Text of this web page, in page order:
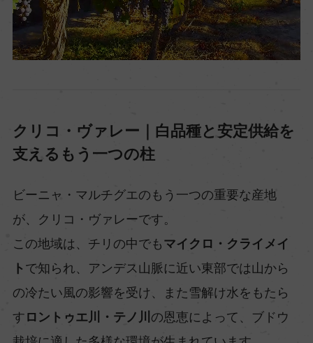
クリコ・ヴァレー｜白品種と安定供給を
支えるもう一つの柱
ビーニャ・マルチグエのもう一つの重要な産地
が、クリコ・ヴァレーです。
この地域は、チリの中でもマイクロ・クライメイ
ト で知られ、アンデス山脈に近い東部では山から
の冷たい風の影響を受け、また雪解け水をもたら
すロントゥエ川・テノ川 の恩恵によって、ブドウ